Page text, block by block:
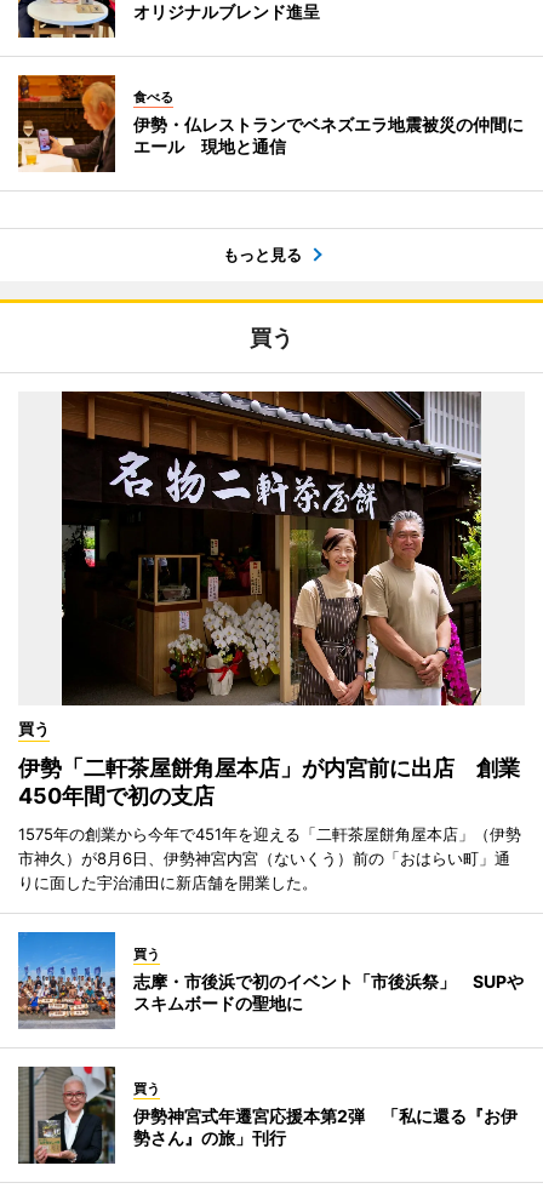
オリジナルブレンド進呈
食べる
伊勢・仏レストランでベネズエラ地震被災の仲間に
エール 現地と通信
もっと見る
買う
買う
伊勢「二軒茶屋餅角屋本店」が内宮前に出店 創業
450年間で初の支店
1575年の創業から今年で451年を迎える「二軒茶屋餅角屋本店」（伊勢
市神久）が8月6日、伊勢神宮内宮（ないくう）前の「おはらい町」通
りに面した宇治浦田に新店舗を開業した。
買う
志摩・市後浜で初のイベント「市後浜祭」 SUPや
スキムボードの聖地に
買う
伊勢神宮式年遷宮応援本第2弾 「私に還る『お伊
勢さん』の旅」刊行